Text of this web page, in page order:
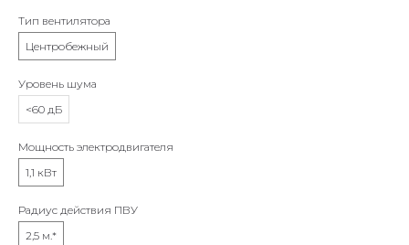
Тип вентилятора
Центробежный
Уровень шума
<60 дБ
Мощность электродвигателя
1,1 кВт
Радиус действия ПВУ
2,5 м.*